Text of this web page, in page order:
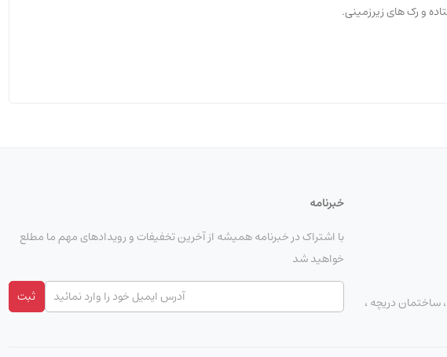
و رک های زیرزمینی.
سایبری و محافظت از داده ها کمک کنند.
و کاهش هزینه های نگهداری و تعمیرات کمک کنند.
آدرس : تهران ، خیابان مطهری ، خیابان اورامان ، پلاک 34 ، ساختمان دریچه ،
خبرنامه
با اشتراک در خبرنامه همیشه از آخرین تخفیفات و رویدادهای مهم ما مطلع
خواهید شد
ثبت